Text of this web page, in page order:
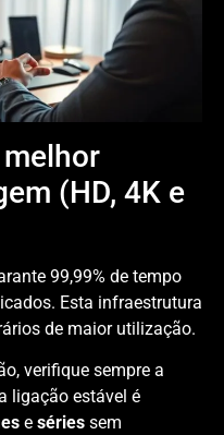
(HD, 4K e
99,99% de tempo
Esta infraestrutura
de maior utilização.
verifique sempre a
ligação estável é
e séries sem